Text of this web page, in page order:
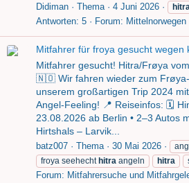
Didiman Thema 4 Juni 2026
Antworten: 5 Forum: Mittelnorwegen
Mitfahrer für froya gesucht wegen
Mitfahrer gesucht! Hitra/Frøya
🇳🇴 Wir fahren wieder zum
unserem großartigen Trip 2024
Angel-Feeling! 📍 Reiseinfos: 🗓
23.08.2026 ab Berlin • 2–3 Autos
Hirtshals – Larvik...
batz007 Thema 30 Mai 2026
froya seehecht hitra angeln hitra
Forum: Mitfahrersuche und